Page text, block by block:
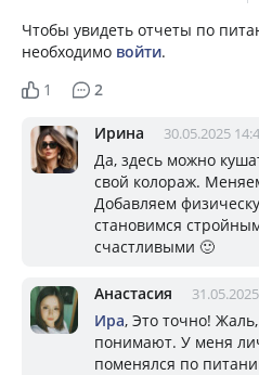
Чтобы увидеть отчеты по
необходимо войти.
1
2
Ирина 30.05.2025
Да, здесь можно
свой колораж.
Добавляем
становимся
счастливыми 🙂
Анастасия
Ира, Это точно!
понимают. У меня
поменялся по